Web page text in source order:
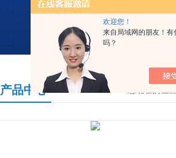
欢迎您！
来自局域网的朋友！有
吗？
产品中心